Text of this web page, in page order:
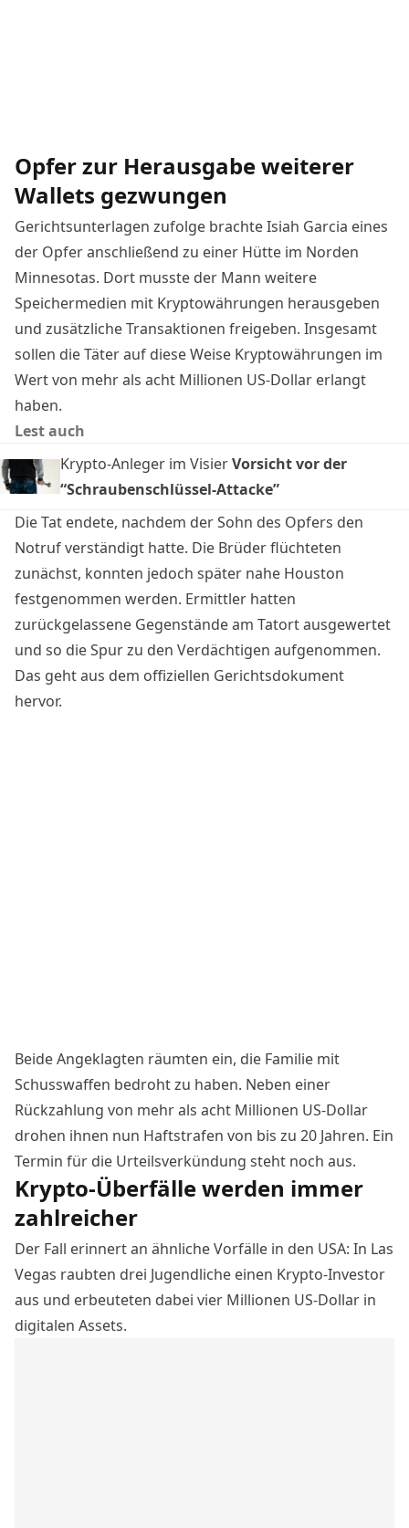
Opfer zur Herausgabe weiterer
Wallets gezwungen
Gerichtsunterlagen zufolge brachte Isiah Garcia eines
der Opfer anschließend zu einer Hütte im Norden
Minnesotas. Dort musste der Mann weitere
Speichermedien mit Kryptowährungen herausgeben
und zusätzliche Transaktionen freigeben. Insgesamt
sollen die Täter auf diese Weise Kryptowährungen im
Wert von mehr als acht Millionen US-Dollar erlangt
haben.
Lest auch
Krypto-Anleger im VisierVorsicht vor der
“Schraubenschlüssel-Attacke”
Die Tat endete, nachdem der Sohn des Opfers den
Notruf verständigt hatte. Die Brüder flüchteten
zunächst, konnten jedoch später nahe Houston
festgenommen werden. Ermittler hatten
zurückgelassene Gegenstände am Tatort ausgewertet
und so die Spur zu den Verdächtigen aufgenommen.
Das geht aus dem offiziellen Gerichtsdokument
hervor.
Beide Angeklagten räumten ein, die Familie mit
Schusswaffen bedroht zu haben. Neben einer
Rückzahlung von mehr als acht Millionen US-Dollar
drohen ihnen nun Haftstrafen von bis zu 20 Jahren. Ein
Termin für die Urteilsverkündung steht noch aus.
Krypto-Überfälle werden immer
zahlreicher
Der Fall erinnert an ähnliche Vorfälle in den USA: In Las
Vegas raubten drei Jugendliche einen Krypto-Investor
aus und erbeuteten dabei vier Millionen US-Dollar in
digitalen Assets.